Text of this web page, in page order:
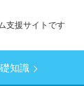
支援サイトです
知識